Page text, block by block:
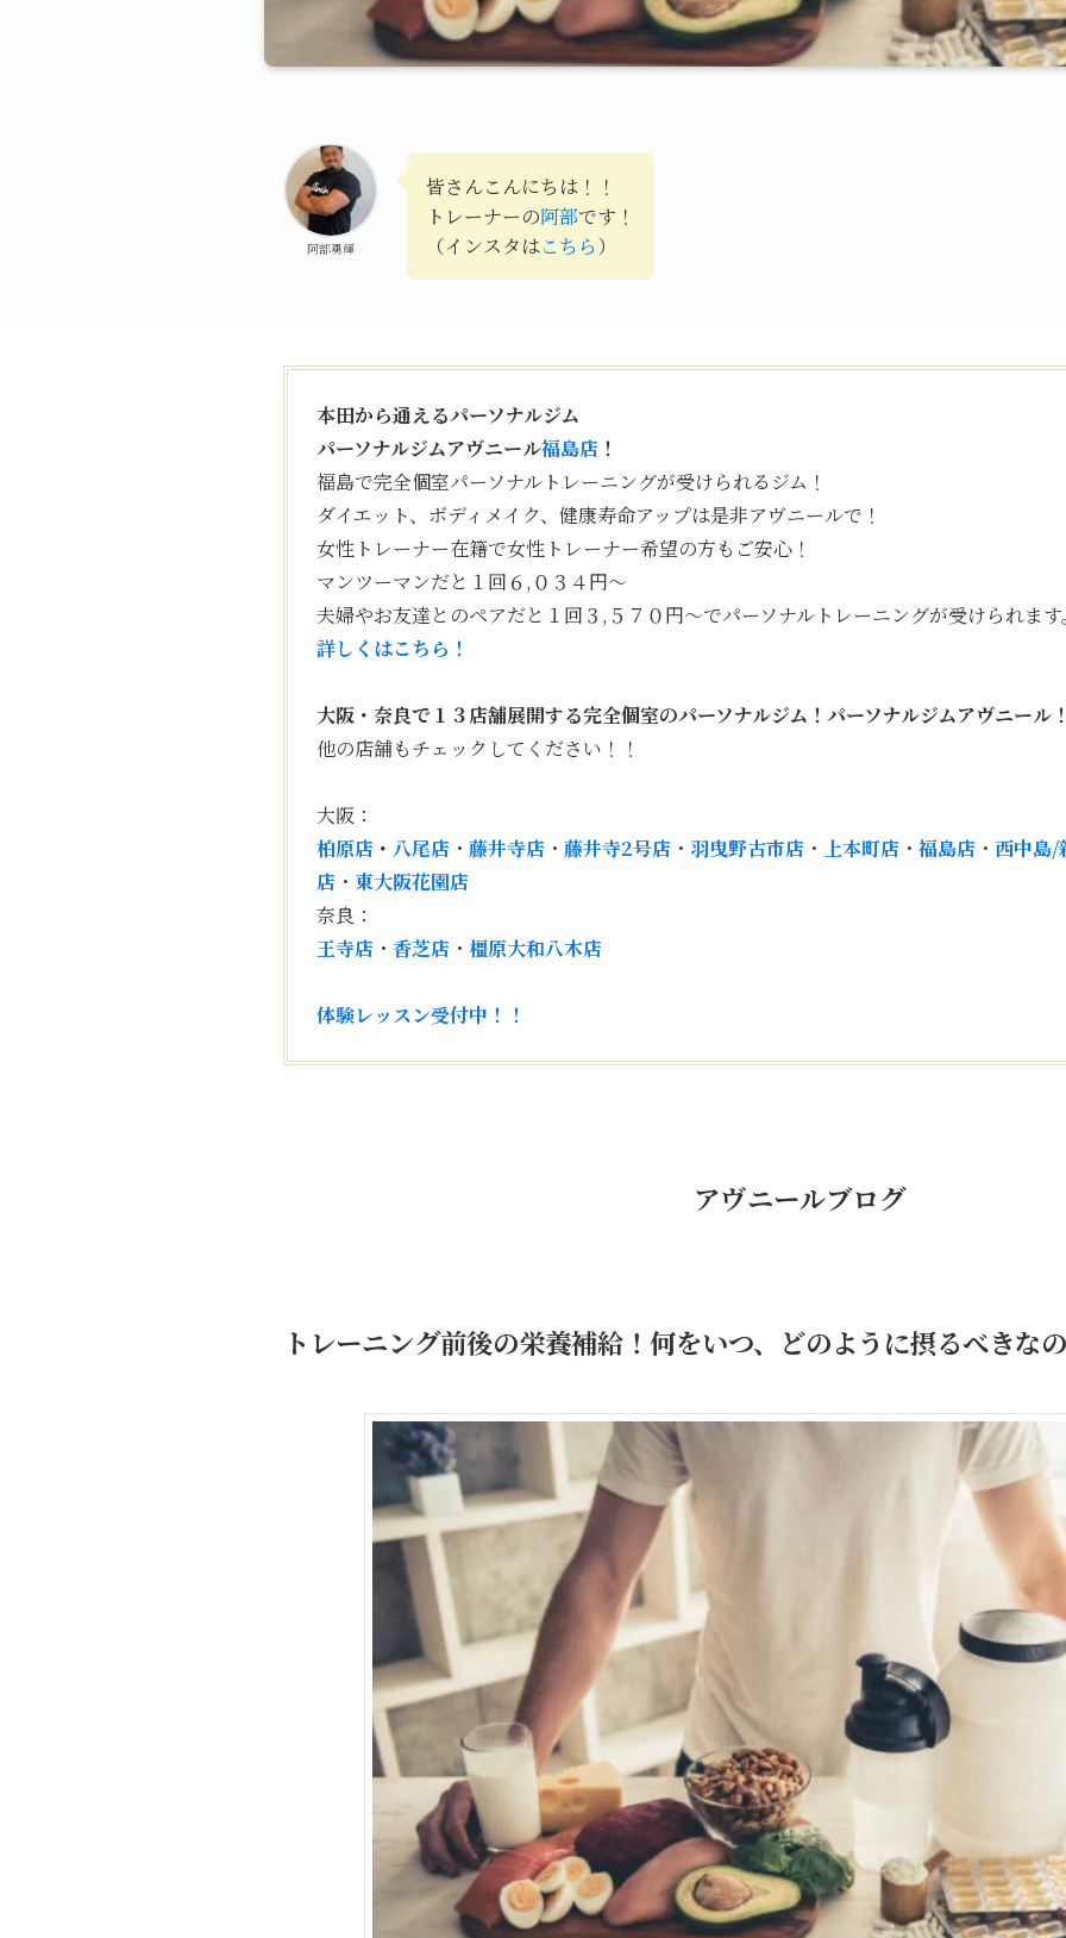
阿部勇輝
皆さんこんにちは！！
トレーナーの阿部です！
（インスタはこちら）
本田から通えるパーソナルジム
パーソナルジムアヴニール福島店 ！
福島で完全個室パーソナルトレーニングが受けられるジム！
ダイエット、ボディメイク、健康寿命アップは是非アヴニールで！
女性トレーナー在籍で女性トレーナー希望の方もご安心！
マンツーマンだと１回６,０３４円〜
夫婦やお友達とのペアだと１回３,５７０円〜でパーソナルトレーニングが受けられま
詳しくはこちら！
大阪・奈良で１３店舗展開する完全個室のパーソナルジム！パーソナルジムアヴニール
他の店舗もチェックしてください！！
大阪：
柏原店 ・ 八尾店 ・ 藤井寺店 ・ 藤井寺2号店 ・ 羽曳野古市店 ・ 上本町店 ・ 福島店 ・ 西中島/
店 ・ 東大阪花園店
奈良：
王寺店 ・ 香芝店 ・ 橿原大和八木店
体験レッスン受付中！！
アヴニールブログ
トレーニング前後の栄養補給！何をいつ、どのように摂るべきな